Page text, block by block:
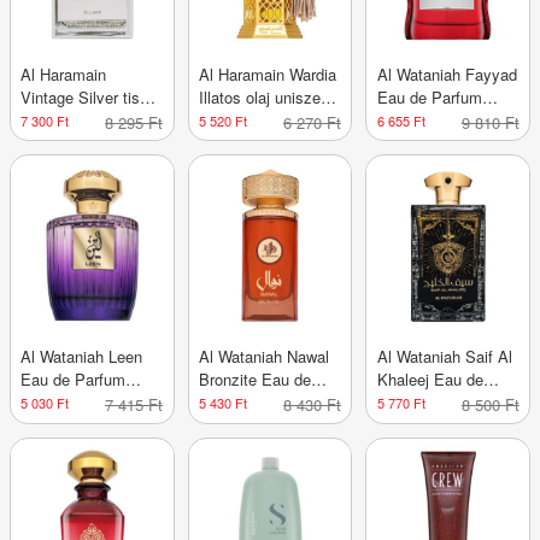
Al Haramain
Vintage Silver tiszta
parfüm uniszex 100
ml
7 300 Ft 8 295 Ft
Al Haramain Wardia
Illatos olaj uniszex
12 ml
5 520 Ft 6 270 Ft
Al Wataniah Fayyad
Eau de Parfum
uniszex 100 ml
6 655 Ft 9 810 Ft
Al Wataniah Leen
Eau de Parfum
nőknek 100 ml
5 030 Ft 7 415 Ft
Al Wataniah Nawal
Bronzite Eau de
Parfum uniszex 100
ml
5 430 Ft 8 430 Ft
Al Wataniah Saif Al
Khaleej Eau de
Parfum uniszex 100
ml
5 770 Ft 8 500 Ft